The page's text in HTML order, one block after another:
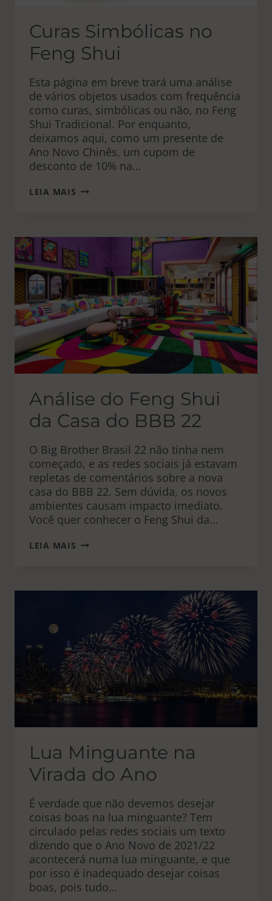
Curas Simbólicas no
Feng Shui
Esta página em breve trará uma análise
de vários objetos usados com frequência
como curas, simbólicas ou não, no Feng
Shui Tradicional. Por enquanto,
deixamos aqui, como um presente de
Ano Novo Chinês, um cupom de
desconto de 10% na…
LEIA MAIS CURAS
Análise do Feng Shui
da Casa do BBB 22
O Big Brother Brasil 22 não tinha nem
começado, e as redes sociais já estavam
repletas de comentários sobre a nova
casa do BBB 22. Sem dúvida, os novos
ambientes causam impacto imediato.
Você quer conhecer o Feng Shui da…
LEIA MAIS ANÁLISE
Lua Minguante na
Virada do Ano
É verdade que não devemos desejar
coisas boas na lua minguante? Tem
circulado pelas redes sociais um texto
dizendo que o Ano Novo de 2021/22
acontecerá numa lua minguante, e que
por isso é inadequado desejar coisas
boas, pois tudo…